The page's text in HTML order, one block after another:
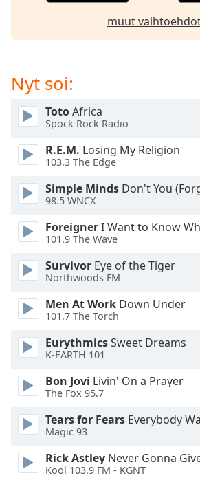
Escape
and
close
window.
Text
Background
Area
Background
Color
Opacity
muut
Nyt soi:
TotoAfrica
Spock Rock Radio
R.E.M. Losing My Religion
103.3 The Edge
Simple Minds Don't You
98.5 WNCX
ForeignerI Want to Know
101.9 The Wave
Survivor Eye of the Tiger
Northwoods FM
Men At Work Down Under
101.7 The Torch
EurythmicsSweet Dreams
K-EARTH 101
Bon Jovi Livin' On a Prayer
The Fox 95.7
Tears for Fears Everybody
Magic 93
Rick Astley Never Gonna
Kool 103.9 FM - KGNT